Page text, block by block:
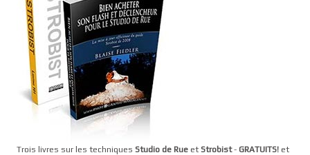
Trois livres sur les techniques Studio de Rue et Strobist- GRATUITS! et